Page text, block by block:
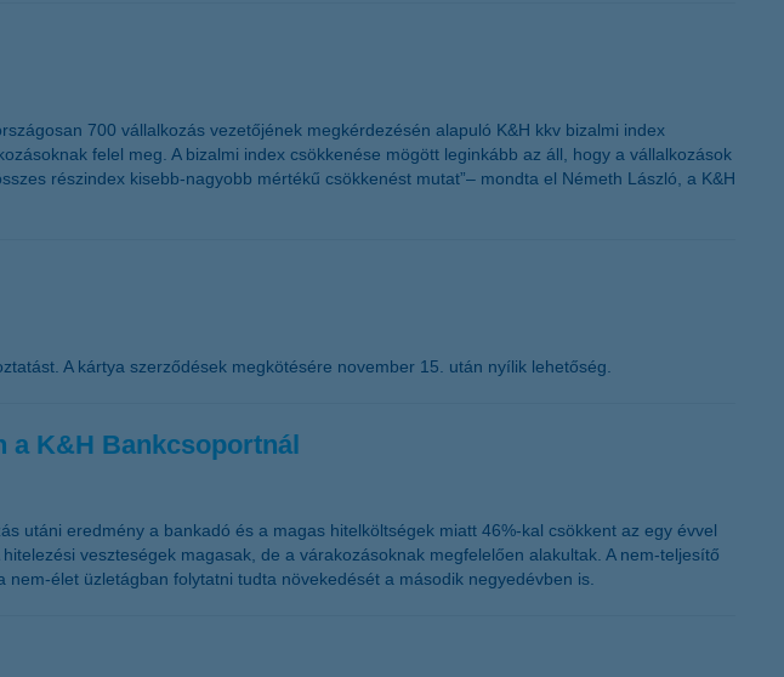
700 vállalkozás vezetőjének megkérdezésén alapuló K&H kkv bizalmi index
felel meg. A bizalmi index csökkenése mögött leginkább az áll, hogy a vállalkozások
részindex kisebb-nagyobb mértékű csökkenést mutat”– mondta el Németh László, a K&H
A kártya szerződések megkötésére november 15. után nyílik lehetőség.
a K&H Bankcsoportnál
utáni eredmény a bankadó és a magas hitelköltségek miatt 46%-kal csökkent az egy évvel
veszteségek magasak, de a várakozásoknak megfelelően alakultak. A nem-teljesítő
élet üzletágban folytatni tudta növekedését a második negyedévben is.